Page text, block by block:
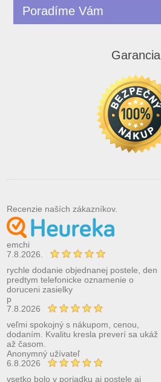
Poradíme Vám
Garancia
Recenzie naších zákazníkov.
emchi
7.8.2026.
rychle dodanie objednanej postele, den
predtym telefonicke oznamenie o
doruceni zasielky
p
7.8.2026
veľmi spokojný s nákupom, cenou,
dodaním. Kvalitu kresla preverí sa ukáž
až časom.
Anonymný užívateľ
6.8.2026
vsetko bolo v poriadku aj postele aj